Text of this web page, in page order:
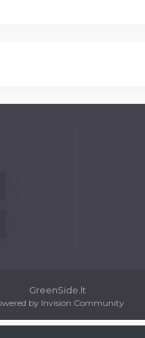
GreenSide.lt
by Invision Community